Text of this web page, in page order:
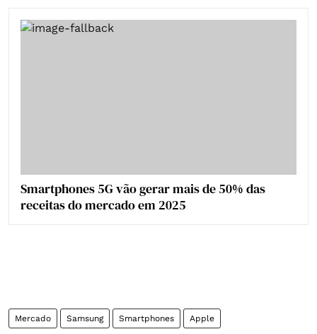
Smartphones 5G vão gerar mais de 50% das
receitas do mercado em 2025
Mercado Samsung Smartphones Apple